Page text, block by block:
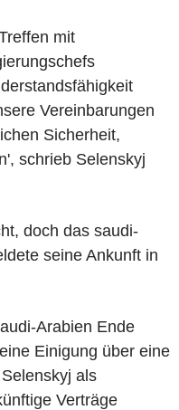
mit
Vereinbarungen
Sicherheit,
schrieb Selenskyj
doch das saudi-
seine Ankunft in
Arabien Ende
Einigung über eine
als
Verträge